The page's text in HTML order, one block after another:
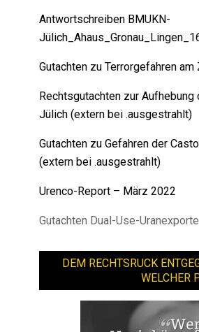
Antwortschreiben BMUKN-
Gutachten zu Terrorgefahren
Rechtsgutachten zur Aufhebung
Jülich (extern bei .ausgestrahlt)
Gutachten zu Gefahren der
(extern bei .ausgestrahlt)
Urenco-Report – März 2022
Gutachten Dual-Use-
DEM RECHTSRUCK
WELCHER